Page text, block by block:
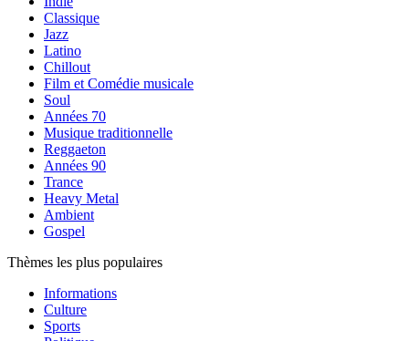
Classique
Jazz
Latino
Chillout
Film et Comédie musicale
Soul
Années 70
Musique traditionnelle
Reggaeton
Années 90
Trance
Heavy Metal
Ambient
Gospel
Thèmes les plus populaires
Informations
Culture
Sports